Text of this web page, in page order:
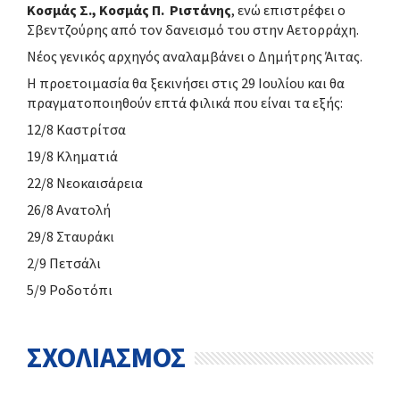
Κοσμάς Σ., Κοσμάς Π. Ριστάνης, ενώ επιστρέφει ο
Σβεντζούρης από τον δανεισμό του στην Αετορράχη.
Νέος γενικός αρχηγός αναλαμβάνει ο Δημήτρης Άιτας.
Η προετοιμασία θα ξεκινήσει στις 29 Ιουλίου και θα
πραγματοποιηθούν επτά φιλικά που είναι τα εξής:
12/8 Καστρίτσα
19/8 Κληματιά
22/8 Νεοκαισάρεια
26/8 Ανατολή
29/8 Σταυράκι
2/9 Πετσάλι
5/9 Ροδοτόπι
ΣΧΟΛΙΑΣΜΟΣ